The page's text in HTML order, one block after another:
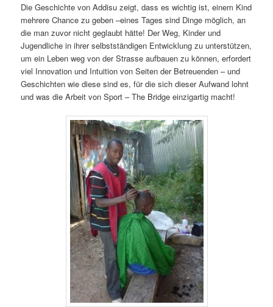
Die Geschichte von Addisu zeigt, dass es wichtig ist, einem Kind
mehrere Chance zu geben –eines Tages sind Dinge möglich, an
die man zuvor nicht geglaubt hätte! Der Weg, Kinder und
Jugendliche in ihrer selbstständigen Entwicklung zu unterstützen,
um ein Leben weg von der Strasse aufbauen zu können, erfordert
viel Innovation und Intuition von Seiten der Betreuenden – und
Geschichten wie diese sind es, für die sich dieser Aufwand lohnt
und was die Arbeit von Sport – The Bridge einzigartig macht!